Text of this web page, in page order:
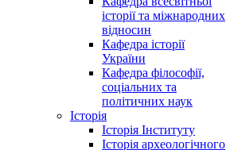
історії та міжнародних
відносин
Кафедра історії
України
Кафедра філософії,
соціальних та
політичних наук
Історія
Історія Інституту
Історія археологічного